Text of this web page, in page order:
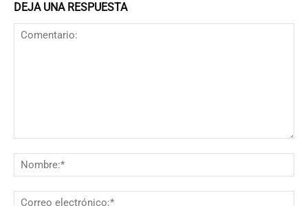
DEJA UNA RESPUESTA